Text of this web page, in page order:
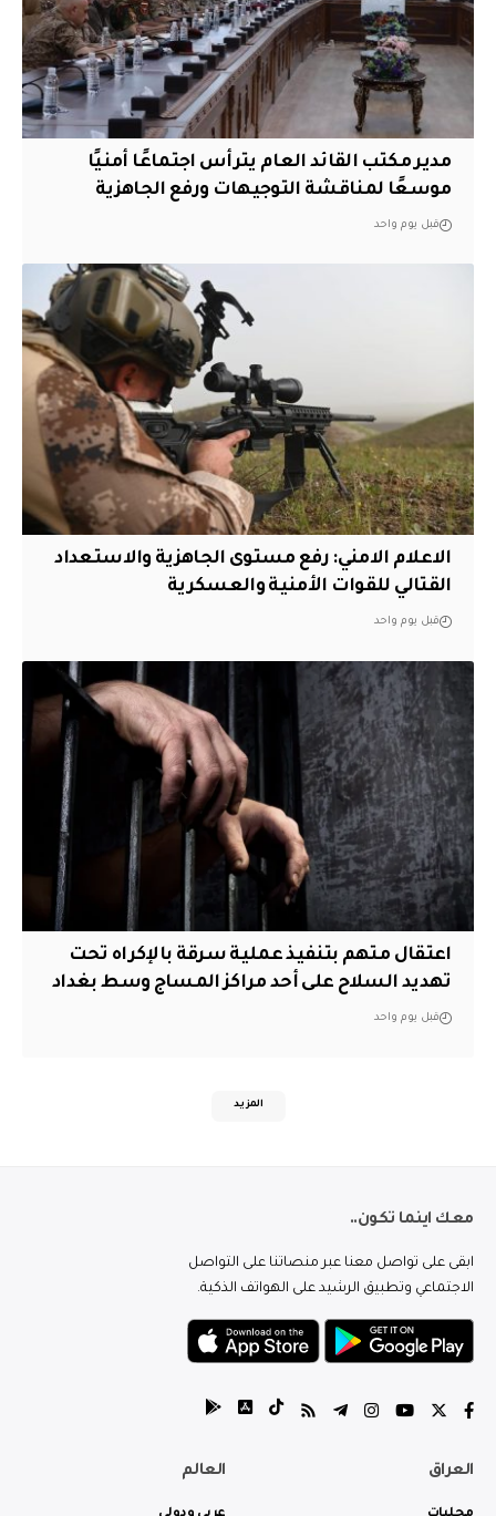
مدير مكتب القائد العام يترأس اجتماعًا أمنيًا
موسعًا لمناقشة التوجيهات ورفع الجاهزية
قبل يوم واحد
الاعلام الامني: رفع مستوى الجاهزية والاستعداد
القتالي للقوات الأمنية والعسكرية
قبل يوم واحد
اعتقال متهم بتنفيذ عملية سرقة بالإكراه تحت
تهديد السلاح على أحد مراكز المساج وسط بغداد
قبل يوم واحد
المزيد
معك اينما تكون..
ابقى على تواصل معنا عبر منصاتنا على التواصل
الاجتماعي وتطبيق الرشيد على الهواتف الذكية.
العراق العالم